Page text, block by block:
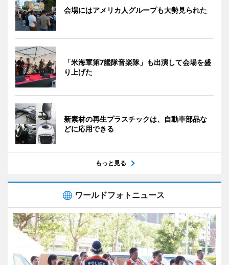
会場にはアメリカ人グループも大勢見られた
「米海軍第7艦隊音楽隊」も出演して会場を盛
り上げた
新素材の再生プラスチックは、自動車部品な
どに応用できる
もっと見る
ワールドフォトニュース